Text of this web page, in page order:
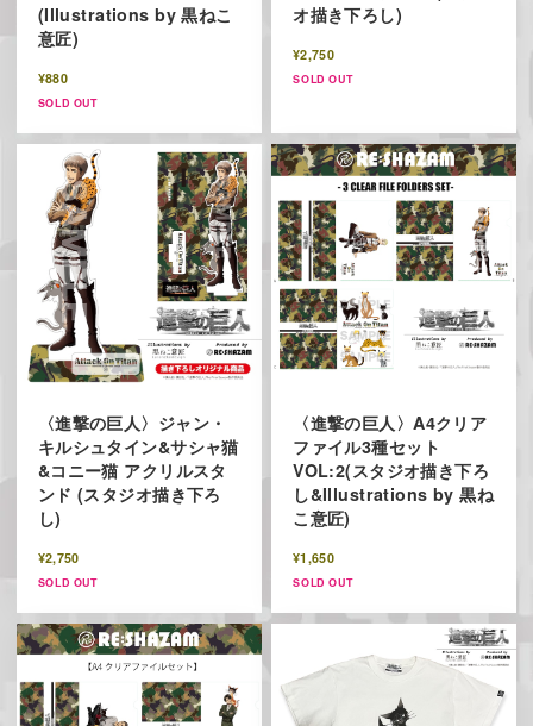
(Illustrations by 黒ねこ
意匠)
¥880
SOLD OUT
オ描き下ろし)
¥2,750
SOLD OUT
〈進撃の巨人〉ジャン・
キルシュタイン&サシャ猫
&コニー猫 アクリルスタ
ンド (スタジオ描き下ろ
し)
¥2,750
SOLD OUT
〈進撃の巨人〉A4クリア
ファイル3種セット
VOL:2(スタジオ描き下ろ
し&Illustrations by 黒ね
こ意匠)
¥1,650
SOLD OUT